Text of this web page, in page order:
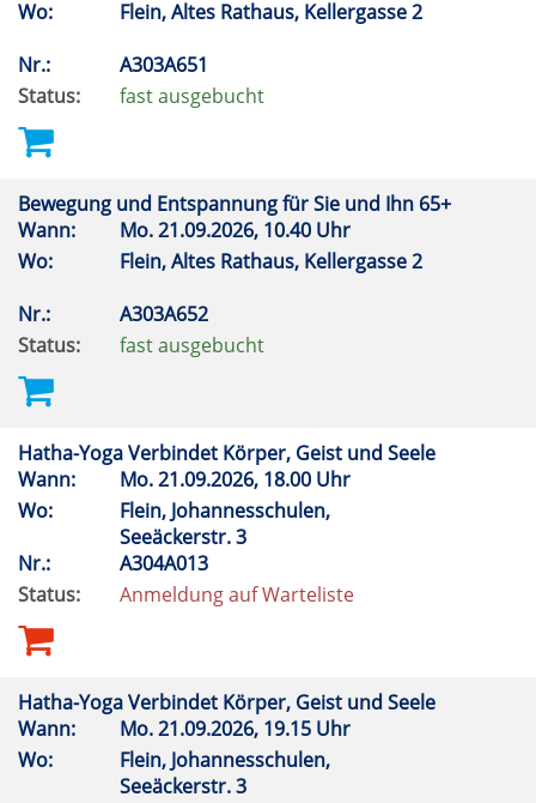
Wo:
Flein, Altes Rathaus, Kellergasse 2
Nr.:
A303A651
Status:
fast ausgebucht
Bewegung und Entspannung für Sie und Ihn 65+
Wann:
Mo.21.09.2026, 10.40 Uhr
Wo:
Flein, Altes Rathaus, Kellergasse 2
Nr.:
A303A652
Status:
fast ausgebucht
Hatha-Yoga Verbindet Körper, Geist und Seele
Wann:
Mo.21.09.2026, 18.00 Uhr
Wo:
Flein, Johannesschulen,
Seeäckerstr. 3
Nr.:
A304A013
Status:
Anmeldung auf Warteliste
Hatha-Yoga Verbindet Körper, Geist und Seele
Wann:
Mo.21.09.2026, 19.15 Uhr
Wo:
Flein, Johannesschulen,
Seeäckerstr. 3